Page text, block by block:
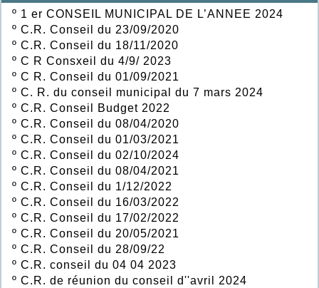
º 1 er CONSEIL MUNICIPAL DE L’ANNEE 2024
º C.R. Conseil du 23/09/2020
º C.R. Conseil du 18/11/2020
º C R Consxeil du 4/9/ 2023
º C R. Conseil du 01/09/2021
º C. R. du conseil municipal du 7 mars 2024
º C.R. Conseil Budget 2022
º C.R. Conseil du 08/04/2020
º C.R. Conseil du 01/03/2021
º C.R. Conseil du 02/10/2024
º C.R. Conseil du 08/04/2021
º C.R. Conseil du 1/12/2022
º C.R. Conseil du 16/03/2022
º C.R. Conseil du 17/02/2022
º C.R. Conseil du 20/05/2021
º C.R. Conseil du 28/09/22
º C.R. conseil du 04 04 2023
º C.R. de réunion du conseil d''avril 2024